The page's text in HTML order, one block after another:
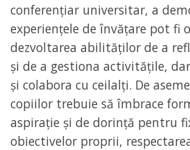
conferențiar universitar, a
experiențele de învățare pot
dezvoltarea abilităților de a
și de a gestiona activitățile,
și colabora cu ceilalți. De
copiilor trebuie să îmbrace
aspirație și de dorință pentru
obiectivelor proprii,